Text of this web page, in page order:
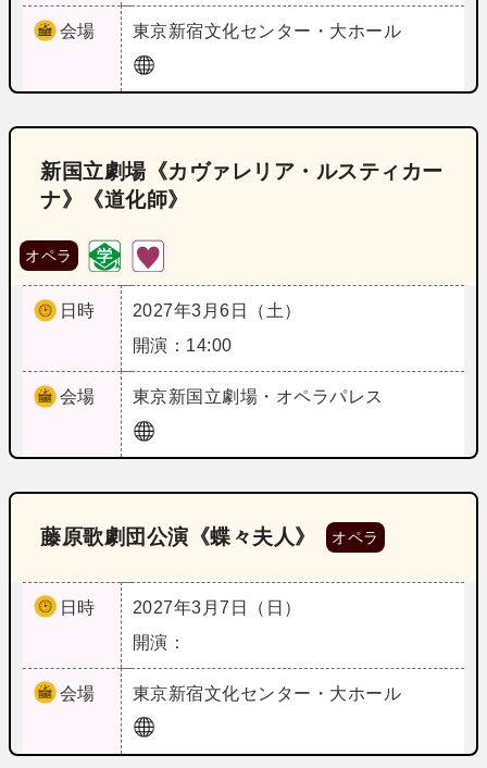
会場 東京新宿文化センター・大ホール
新国立劇場《カヴァレリア・ルスティカー
ナ》《道化師》
オペラ
日時
2027年3月6日（土）
開演：14:00
会場 東京新国立劇場・オペラパレス
藤原歌劇団公演《蝶々夫人》 オペラ
日時
2027年3月7日（日）
開演：
会場 東京新宿文化センター・大ホール